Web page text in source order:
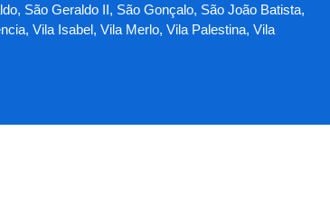
São Geraldo II, São Gonçalo, São João Batista,
Vila Isabel, Vila Merlo, Vila Palestina, Vila